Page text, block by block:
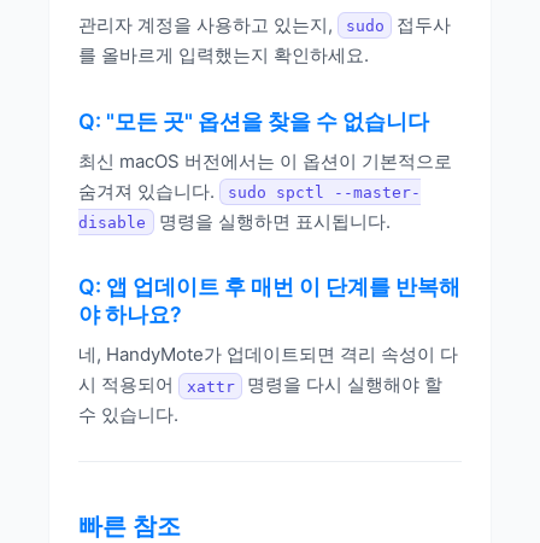
관리자 계정을 사용하고 있는지, sudo
접두사
를 올바르게 입력했는지 확인하세요.
Q: "모든 곳" 옵션을 찾을 수 없습니다
최신 macOS 버전에서는 이 옵션이 기본적으로
숨겨져 있습니다.
sudo spctl --master-
disable 명령을 실행하면 표시됩니다.
Q: 앱 업데이트 후 매번 이 단계를 반복해
야 하나요?
네, HandyMote가 업데이트되면 격리 속성이 다
시 적용되어
xattr
명령을 다시 실행해야 할
수 있습니다.
빠른 참조